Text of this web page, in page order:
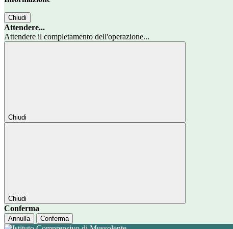
Chiudi
Attendere...
Attendere il completamento dell'operazione...
Chiudi
Chiudi
Conferma
Annulla Conferma